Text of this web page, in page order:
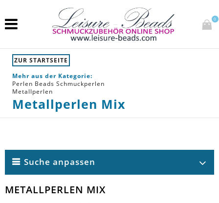
0
ZUR STARTSEITE
Mehr aus der Kategorie:
Perlen Beads Schmuckperlen
Metallperlen
Metallperlen Mix
Suche anpassen
METALLPERLEN MIX